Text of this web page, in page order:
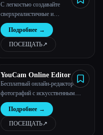
С легкостью создавайте
сверхреалистичные и
реалистичные изображения себя с
помощью искусственного
интеллекта.
Подробнее →
ПОСЕЩАТЬ↗︎
YouCam Online Editor
Бесплатный онлайн-редактор
фотографий с искусственным
интеллектом - онлайн-редактор
YouCam
Подробнее →
ПОСЕЩАТЬ↗︎